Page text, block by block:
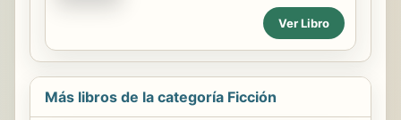
de una necesidad por carne humana
y sangre. Jun, un chico de 1.39
puede controlarla!
Ver Libro
Más libros de la categoría Ficción